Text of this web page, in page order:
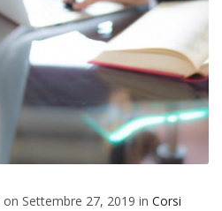
on Settembre 27, 2019 in Corsi